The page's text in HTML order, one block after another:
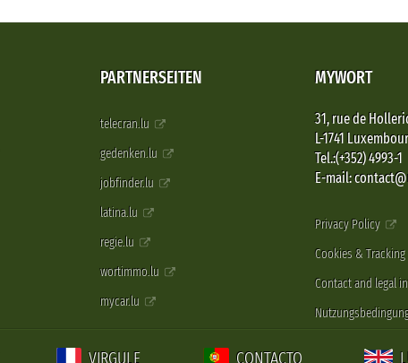
PARTNERSEITEN
telecran.lu
gedenken.lu
jobfinder.lu
latina.lu
regie.lu
wortimmo.lu
mycar.lu
MYWORT
31, rue de
L-1741
Tel.:(+352) 4993-1
E-mail:
Privacy Policy
Cookies & Tracking
Contact and legal
VIRGULE CONTACTO